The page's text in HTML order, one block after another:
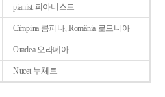
pianist 피아니스트
Cîmpina 큼피나, România 로므니아
Oradea 오라데아
Nucet 누체트